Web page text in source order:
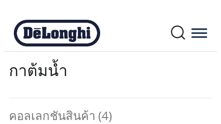
กาต้มน้ำ
คอลเลกชันสินค้า (4)